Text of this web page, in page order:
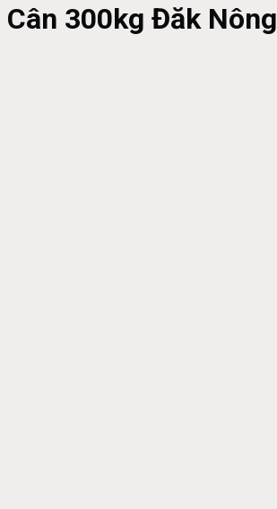
Cân 300kg Đăk Nông